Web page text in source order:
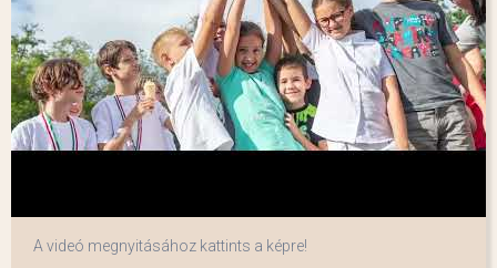
A videó megnyitásához kattints a képre!